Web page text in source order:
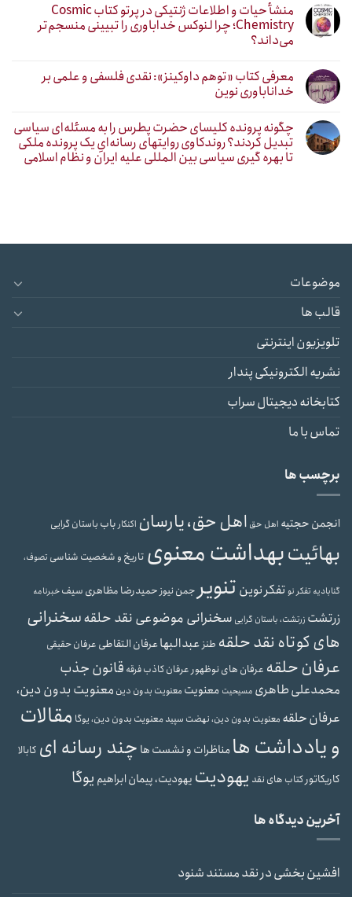
منشأ حیات و اطلاعات ژنتیکی در پرتو کتاب Cosmic
Chemistry؛ چرا لنوکس خداباوری را تبیینی منسجم‌تر
می‌داند؟
معرفی کتاب «توهم داوکینز»: نقدی فلسفی و علمی بر
خداناباوری نوین
چگونه پرونده کلیسای حضرت پطرس را به مسئله‌ای سیاسی
تبدیل کردند؟ روندکاوی روایتهای رسانه‌ایِ یک پرونده ملکی
تا بهره گیری سیاسی بین المللی علیه ایران و نظام اسلامی
موضوعات
قالب ها
تلویزیون اینترنتی
نشریه الکترونیکی پندار
کتابخانه دیجیتال سراب
تماس با ما
برچسب ها
انجمن حجتیه اهل حق اهل حق، یارسان اکنکارباب باستان گرایی
بهائیتبهداشت معنوی تاریخ و شخصیت شناسی تصوف،
گنابادیه تفکر نوتفکر نوین تنویر جمن نیوزحمیدرضا مظاهری سیفخبرنامه
زرتشت زرتشت، باستان گرایی سخنرانی موضوعی نقد حلقهسخنرانی
های کوتاه نقد حلقه طنزعبدالبهاعرفان التقاطی عرفان حقیقی
عرفان حلقه عرفان های نوظهور عرفان کاذبفرقه قانون جذب
محمدعلی طاهری مسیحیت معنویت معنویت بدون دین معنویت بدون دین،
عرفان حلقه معنویت بدون دین، نهضت سپیدمعنویت بدون دین، یوگا مقالات
و یادداشت هامناظرات و نشست ها چند رسانه ای کابالا
کاریکاتور کتاب های نقد یهودیت یهودیت، پیمان ابراهیم یوگا
آخرین دیدگاه ها
افشین بخشیدرنقد مستند شنود